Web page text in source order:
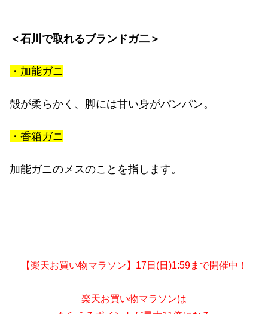
＜石川で取れるブランドガ二＞
・加能ガニ
殻が柔らかく、脚には甘い身がパンパン。
・香箱ガニ
加能ガニのメスのことを指します。
【楽天お買い物マラソン】17日(日)1:59まで開催中！
楽天お買い物マラソンは